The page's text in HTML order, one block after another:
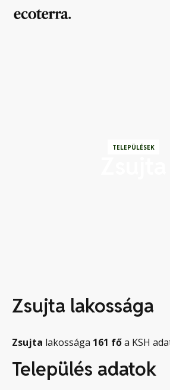
TELEPÜLÉSEK
Zsujta lakossága
Zsujta lakossága 161 főa KSH
Település adatok